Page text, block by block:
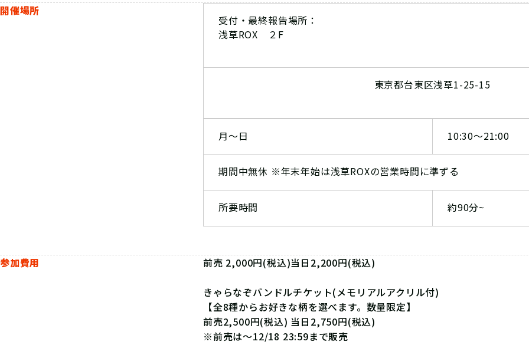
開催場所
受付・最終報告場所：
浅草ROX ２F
東京都台東区浅草1-25-15
月～日 10:30〜21:00
期間中無休 ※年末年始は浅草ROXの営業時間に準ずる
所要時間 約90分~
参加費用 前売 2,000円(税込)当日2,200円(税込)
きゃらなぞバンドルチケット(メモリアルアクリル付)
【全8種からお好きな柄を選べます。数量限定】
前売2,500円(税込) 当日2,750円(税込)
※前売は～12/18 23:59まで販売